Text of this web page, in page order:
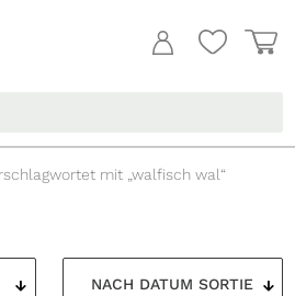
mit „walfisch wal“